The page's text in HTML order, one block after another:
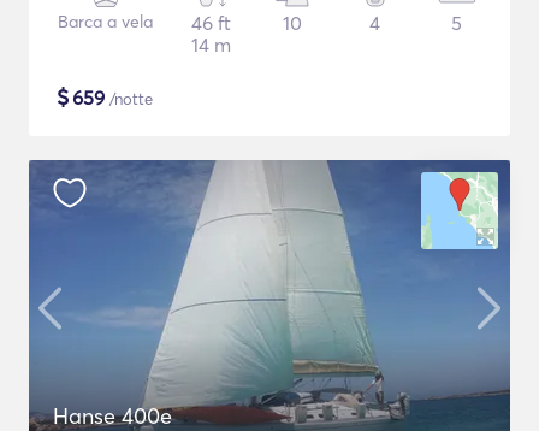
Barca a vela
46 ft
14 m
10 4 5
$659 /notte
Hanse 400e